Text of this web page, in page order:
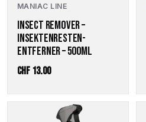
MANIAC LINE
INSECT REMOVER –
INSEKTENRESTEN-
ENTFERNER – 500ML
CHF 13.00